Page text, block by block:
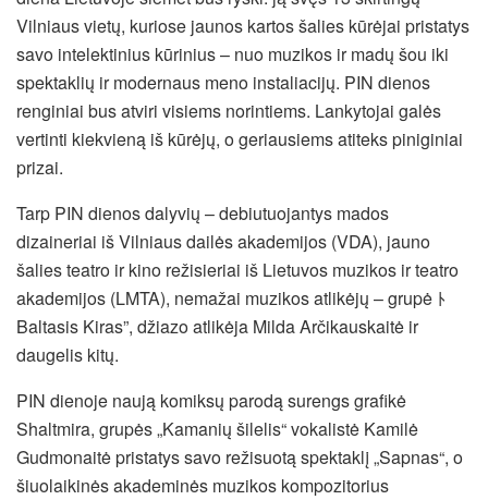
Vilniaus vietų, kuriose jaunos kartos šalies kūrėjai pristatys
savo intelektinius kūrinius – nuo muzikos ir madų šou iki
spektaklių ir modernaus meno instaliacijų. PIN dienos
renginiai bus atviri visiems norintiems. Lankytojai galės
vertinti kiekvieną iš kūrėjų, o geriausiems atiteks piniginiai
prizai.
Tarp PIN dienos dalyvių – debiutuojantys mados
dizaineriai išVilniaus dailės akademijos (VDA), jauno
šalies teatro ir kino režisieriai iš Lietuvos muzikos ir teatro
akademijos (LMTA), nemažai muzikos atlikėjų – grupė ﾄ
Baltasis Kiras”, džiazo atlikėja Milda Arčikauskaitė ir
daugelis kitų.
PIN dienoje naują komiksų parodą surengs grafikė
Shaltmira, grupės „Kamanių šilelis“ vokalistė Kamilė
Gudmonaitė pristatys savo režisuotą spektaklį „Sapnas“, o
šiuolaikinės akademinės muzikos kompozitorius